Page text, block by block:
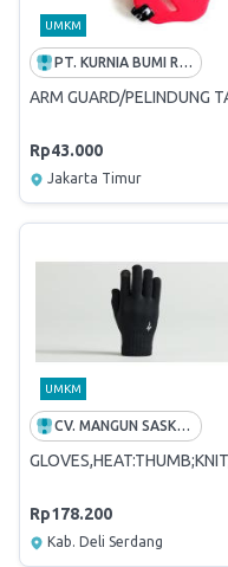
UMKM
PT. KURNIA BUMI RAYA
ARM GUARD/PELINDUNG
Rp43.000
Jakarta Timur
UMKM
CV. MANGUN SASKORO JAYA
Rp178.200
Kab. Deli Serdang